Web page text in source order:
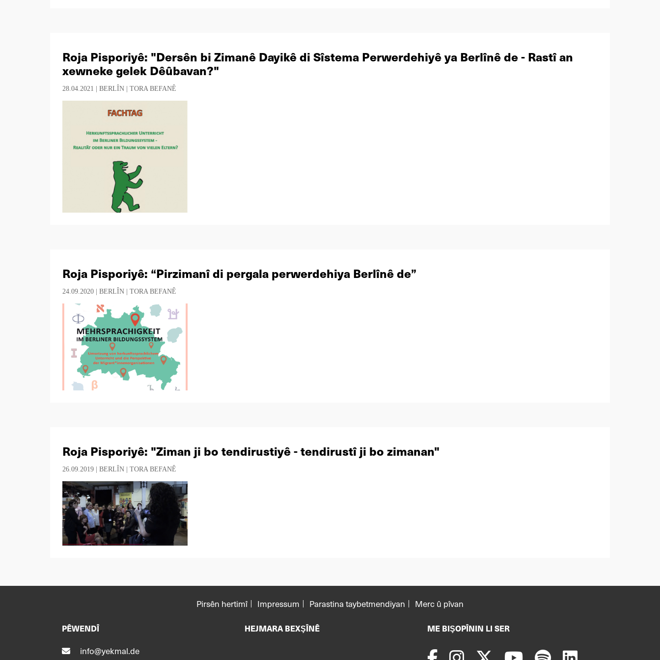
Roja Pisporiyê: "Dersên bi Zimanê Dayikê di Sîstema Perwerdehiyê ya Berlînê de - Rastî an
xewneke gelek Dêûbavan?"
28.04.2021 | BERLÎN TORA BEFANÊ
Roja Pisporiyê: “Pirzimanî di pergala perwerdehiya Berlînê de”
24.09.2020 | BERLÎN TORA BEFANÊ
Roja Pisporiyê: "Ziman ji bo tendirustiyê - tendirustî ji bo zimanan"
26.09.2019 | BERLÎN TORA BEFANÊ
Pirsên hertimî Impressum Parastina taybetmendiyan Merc û pîvan
PÊWENDÎ
info@yekmal.de
HEJMARA BEXŞÎNÊ ME BIŞOPÎNIN LI SER